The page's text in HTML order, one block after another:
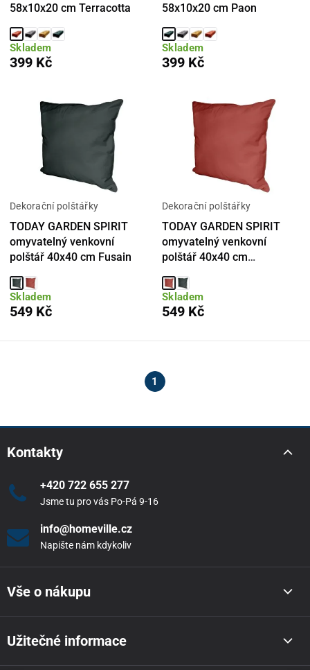
58x10x20 cm Terracotta
Skladem
399 Kč
58x10x20 cm Paon
Skladem
399 Kč
Dekorační polštářky
TODAY GARDEN SPIRIT
omyvatelný venkovní
polštář 40x40 cm Fusain
Skladem
549 Kč
Dekorační polštářky
TODAY GARDEN SPIRIT
omyvatelný venkovní
polštář 40x40 cm
Skladem
549 Kč
1
Kontakty
+420 722 655 277
Jsme tu pro vás Po-Pá 9-16
info@homeville.cz
Napište nám kdykoliv
Vše o nákupu
Užitečné informace